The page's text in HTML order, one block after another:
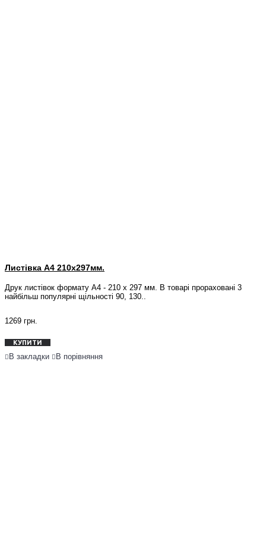
Листівка А4 210x297мм.
Друк листівок формату А4 - 210 х 297 мм. В товарі прораховані 3
найбільш популярні щільності 90, 130..
1269 грн.
КУПИТИ
В закладки В порівняння